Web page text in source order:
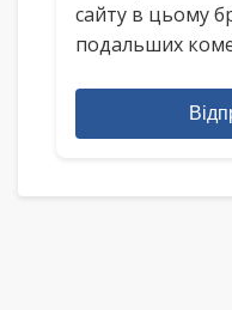
сайту в цьому
подальших